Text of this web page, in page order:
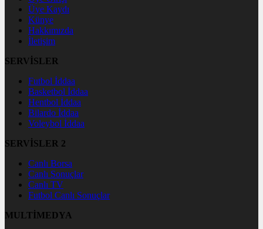
Üye Kaydı
Künye
Hakkımızda
İletişim
SERVİSLER
Futbol İddaa
Basketbol İddaa
Hentbol İddaa
Bilardo İddaa
Voleybol İddaa
SERVİSLER 2
Canlı Borsa
Canlı Sonuçlar
Canlı TV
Futbol Canlı Sonuçlar
MULTİMEDYA